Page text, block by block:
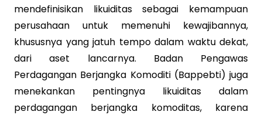
mendefinisikan likuiditas sebagai kemampuan
perusahaan untuk memenuhi kewajibannya,
khususnya yang jatuh tempo dalam waktu dekat,
dari aset lancarnya. Badan Pengawas
Perdagangan Berjangka Komoditi (Bappebti) juga
menekankan pentingnya likuiditas dalam
perdagangan berjangka komoditas, karena